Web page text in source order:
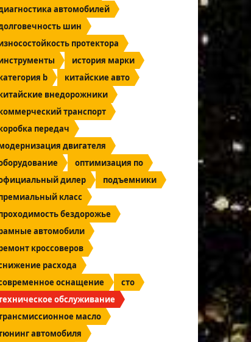
автомобилей
шин
протектора
история марки
b
китайские авто
внедорожники
транспорт
передач
двигателя
оптимизация по
дилер
подъемники
класс
бездорожье
автомобили
кроссоверов
расхода
оснащение
сто
обслуживание
масло
автомобиля